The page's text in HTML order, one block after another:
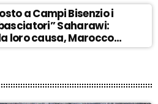
a Campi Bisenzio i
Saharawi:
loro causa, Marocco
– ASCOLTA